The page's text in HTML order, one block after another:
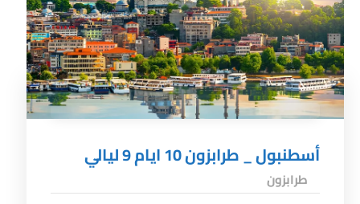
أسطنبول _ طرابزون 10 ايام 9 ليالي
طرابزون